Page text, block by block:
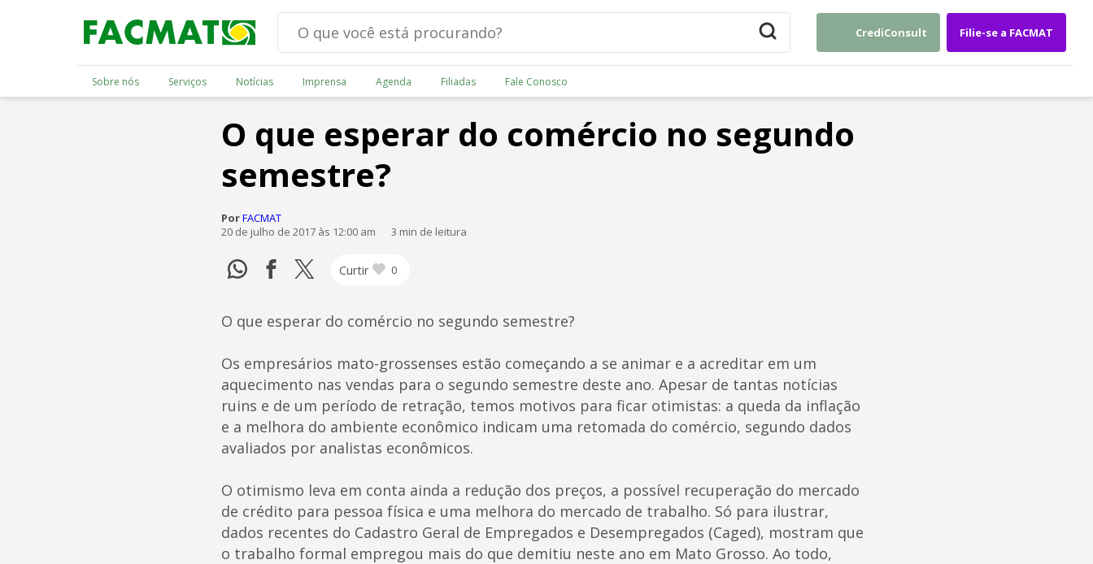
CrediConsult Filie-se a FACMAT
Sobre nós Serviços Notícias Imprensa Agenda Filiadas Fale Conosco
O que esperar do comércio no segundo
semestre?
PorFACMAT
20 de julho de 2017 às 12:00 am
3 min de leitura
Curtir 0
O que esperar do comércio no segundo semestre?
Os empresários mato-grossenses estão começando a se animar e a acreditar em um
aquecimento nas vendas para o segundo semestre deste ano. Apesar de tantas notícias
ruins e de um período de retração, temos motivos para ficar otimistas: a queda da inflação
e a melhora do ambiente econômico indicam uma retomada do comércio, segundo dados
avaliados por analistas econômicos.
O otimismo leva em conta ainda a redução dos preços, a possível recuperação do mercado
de crédito para pessoa física e uma melhora do mercado de trabalho. Só para ilustrar,
dados recentes do Cadastro Geral de Empregados e Desempregados (Caged), mostram que
o trabalho formal empregou mais do que demitiu neste ano em Mato Grosso. Ao todo,